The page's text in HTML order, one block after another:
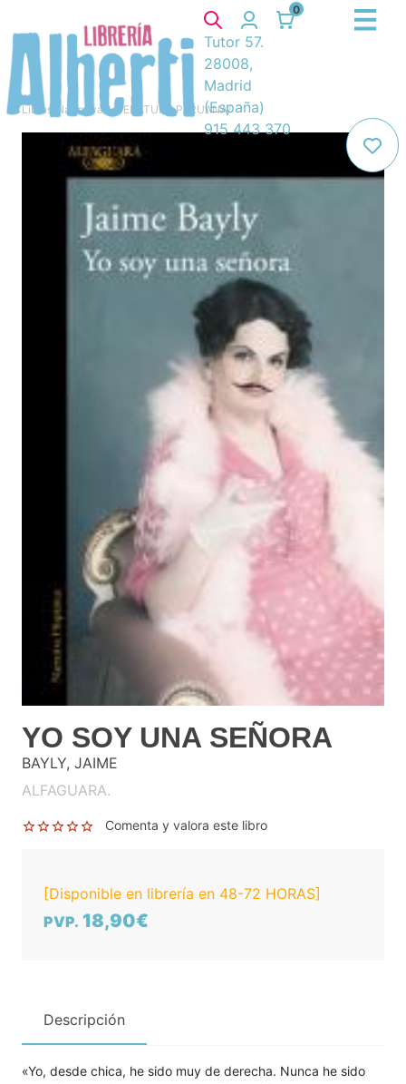
0
Tutor 57.
28008,
Madrid
(España)
915 443 370
Libros Narrativa/ LITERATURA PERUANA/
YO SOY UNA SEÑORA
BAYLY, JAIME
ALFAGUARA.
Comenta y valora este libro
[Disponible en librería en 48-72 HORAS]
PVP. 18,90€
Descripción
«Yo, desde chica, he sido muy de derecha. Nunca he sido